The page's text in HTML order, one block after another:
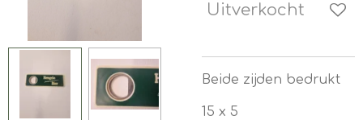
Uitverkocht
Beide zijden bedrukt
15 x 5